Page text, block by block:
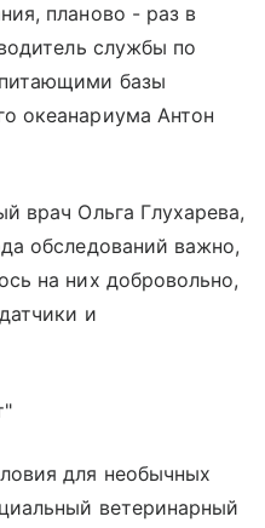
планово - раз в
службы по
базы
океанариума Антон
врач Ольга Глухарева,
обследований важно,
на них добровольно,
и
для необычных
ветеринарный